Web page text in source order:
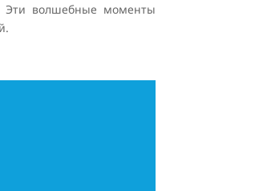
Эти волшебные моменты